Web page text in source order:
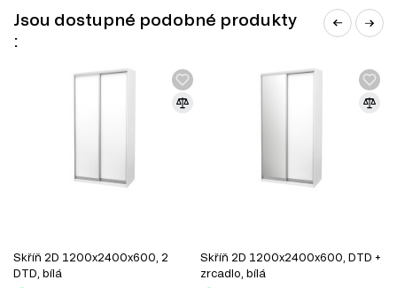
Jsou dostupné podobné produkty
:
Skříň 2D 1200x2400x600, 2
DTD, bílá
Skříň 2D 1200x2400x600, DTD +
zrcadlo, bílá